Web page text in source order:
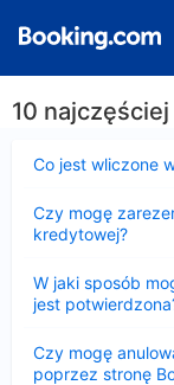
10
Co jest wliczone
Czy mogę
kredytowej?
W jaki sposób
jest
Czy mogę
poprzez stronę